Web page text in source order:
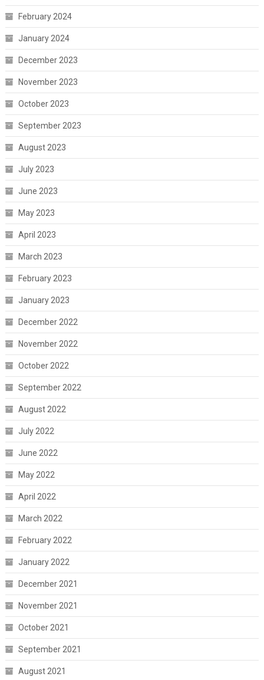
February 2024
January 2024
December 2023
November 2023
October 2023
September 2023
August 2023
July 2023
June 2023
May 2023
April 2023
March 2023
February 2023
January 2023
December 2022
November 2022
October 2022
September 2022
August 2022
July 2022
June 2022
May 2022
April 2022
March 2022
February 2022
January 2022
December 2021
November 2021
October 2021
September 2021
August 2021